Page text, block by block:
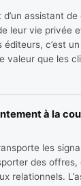
assistant
leur vie privée
c’est
valeur que les
à la
les
des offres,
relationnels.